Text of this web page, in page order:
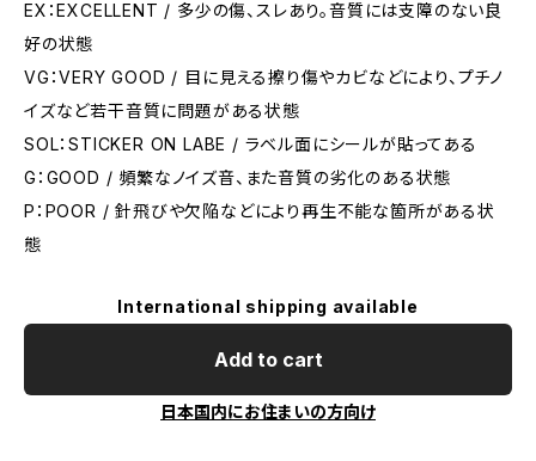
EX：EXCELLENT / 多少の傷、スレあり。音質には支障のない良
好の状態
VG：VERY GOOD / 目に見える擦り傷やカビなどにより、プチノ
イズなど若干音質に問題がある状態
SOL：STICKER ON LABE / ラベル面にシールが貼ってある
G：GOOD / 頻繁なノイズ音、また音質の劣化のある状態
P：POOR / 針飛びや欠陥などにより再生不能な箇所がある状
態
International shipping available
Add to cart
日本国内にお住まいの方向け